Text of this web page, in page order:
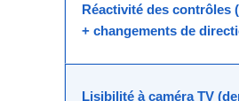
Réactivité des contrôles
+ changements de
Lisibilité à caméra TV